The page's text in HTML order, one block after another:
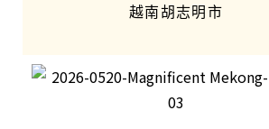
越南胡志明市